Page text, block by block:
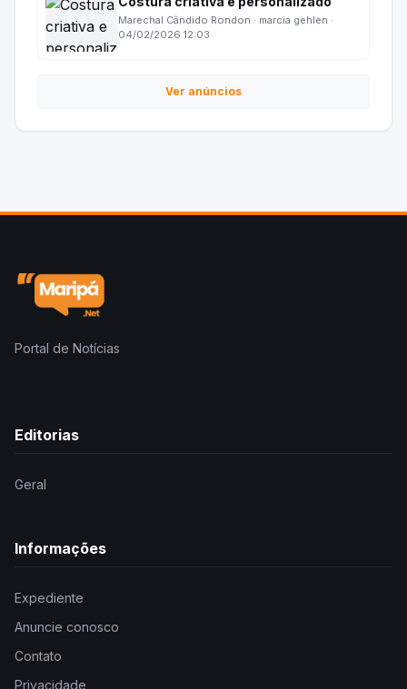
Marechal Cândido Rondon · marcia gehlen ·
04/02/2026 12:03
Ver anúncios
Portal de Notícias
Editorias
Geral
Informações
Expediente
Anuncie conosco
Contato
Privacidade